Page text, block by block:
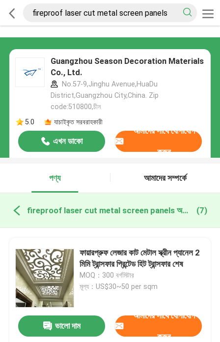
Guangzhou Season Decoration Materials
Co., Ltd.
No.57-9,Jinghu Avenue,HuaDu
District,Guangzhou City,China. Zip
code:510800,চীন
5.0
যাচাইকৃত সরবরাহকারী
এখন ডাকো
আমাদের সাথে যোগাযোগ
করুন
পণ্য আমাদের সম্পর্কে
fireproof laser cut metal screen panels অনলাইন উত্পাদন (7)
ফায়ারপ্রুফ লেজার কাট মেটাল স্ক্রীন প্যানেল 2
মিমি ট্রান্সফার প্রিন্টেড হিট ট্রান্সফার শেষ
MOQ：300 বর্গমিটার
মূল্য：US$30~50 per sqm
ভালো দাম
আমাদের সাথে যোগাযোগ
করুন